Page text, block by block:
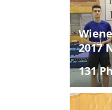
2017
131